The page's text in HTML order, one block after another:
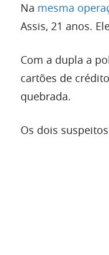
Na mesma
Assis, 21 anos.
Com a dupla a
cartões de
quebrada.
Os dois